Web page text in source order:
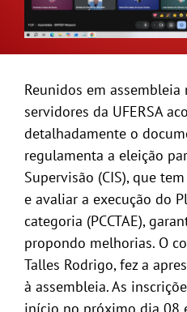
Reunidos em
servidores da UFERSA
detalhadamente o
regulamenta a eleição
Supervisão (CIS), que
e avaliar a execução do
categoria (PCCTAE),
propondo melhorias. O
Talles Rodrigo, fez a
à assembleia. As